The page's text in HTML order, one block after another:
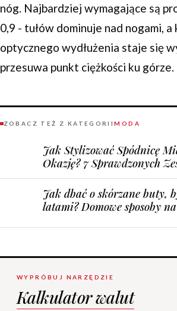
nóg. Najbardziej wymagające są
0,9 - tułów dominuje nad nogami, a
optycznego wydłużenia staje się
przesuwa punkt ciężkości ku górze.
ZOBACZ TEŻ Z KATEGORIIMODA
Jak Stylizować Spódnicę
Okazję? 7 Sprawdzonych
Jak dbać o skórzane buty,
latami? Domowe sposoby
WYPRÓBUJ NARZĘDZIE
Kalkulator walut